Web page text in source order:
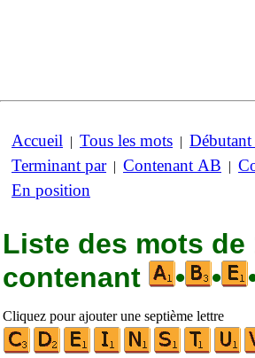
Accueil | Tous les mots | Débutant
Terminant par| Contenant AB |
En position
Liste des mots de
contenant
• •
Cliquez pour ajouter une septième lettre